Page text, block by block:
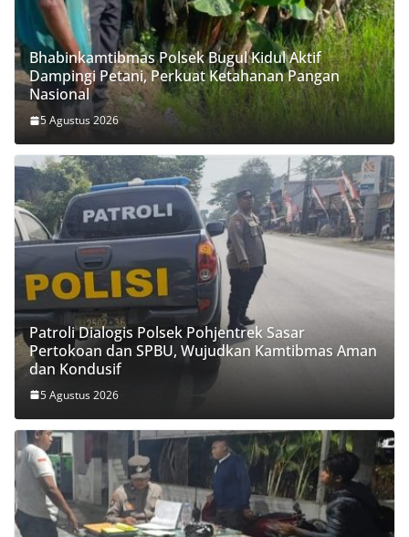
Bhabinkamtibmas Polsek Bugul Kidul Aktif
Dampingi Petani, Perkuat Ketahanan Pangan
Nasional
5 Agustus 2026
Patroli Dialogis Polsek Pohjentrek Sasar
Pertokoan dan SPBU, Wujudkan Kamtibmas Aman
dan Kondusif
5 Agustus 2026